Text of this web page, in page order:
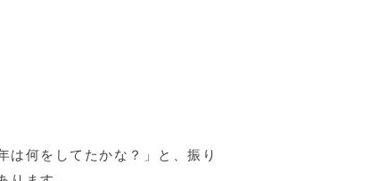
は何をしてたかな？」と、振り